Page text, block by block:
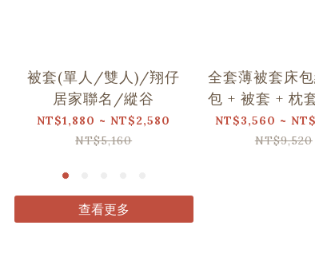
被套(單人/雙人)/翔仔
居家聯名/縱谷
NT$1,880 ~ NT$2,580
NT$5,160
全套薄被套床
包 + 被套 + 枕
仔居家聯名/玩
NT$3,560 ~
NT$9,520
查看更多